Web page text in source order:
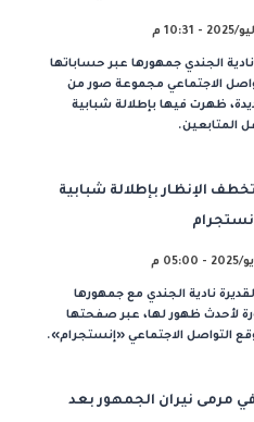
الجندي جمهورها عبر حساباتها
الاجتماعي مجموعة صور من
ظهرت فيها بإطلالة شبابية
المتابعين.
الإنظار بإطلالة شبابية
نادية الجندي مع جمهورها
لأحدث ظهور لها، عبر صفحتها
التواصل الاجتماعي «إنستجرام».
في مرمى نيران الجمهور بعد